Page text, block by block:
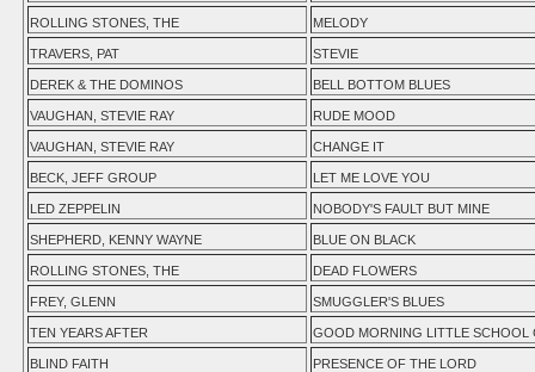
ROLLING STONES, THE MELODY
TRAVERS, PAT STEVIE
DEREK & THE DOMINOS BELL BOTTOM BLUES
VAUGHAN, STEVIE RAY RUDE MOOD
VAUGHAN, STEVIE RAY CHANGE IT
BECK, JEFF GROUP LET ME LOVE YOU
LED ZEPPELIN NOBODY'S FAULT BUT MINE
SHEPHERD, KENNY WAYNE BLUE ON BLACK
ROLLING STONES, THE DEAD FLOWERS
FREY, GLENN SMUGGLER'S BLUES
TEN YEARS AFTER GOOD MORNING LITTLE SCHOOL
BLIND FAITH PRESENCE OF THE LORD